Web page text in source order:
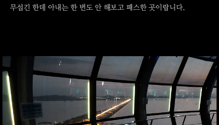
무섭긴 한데 아내는 한 번도 안 해보고 패스한 곳이랍니다.